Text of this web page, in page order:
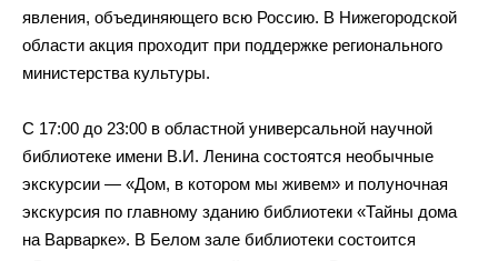
явления, объединяющего всю Россию. В Нижегородской
области акция проходит при поддержке регионального
министерства культуры.
С 17:00 до 23:00 в областной универсальной научной
библиотеке имени В.И. Ленина состоятся необычные
экскурсии — «Дом, в котором мы живем» и полуночная
экскурсия по главному зданию библиотеки «Тайны дома
на Варварке». В Белом зале библиотеки состоится